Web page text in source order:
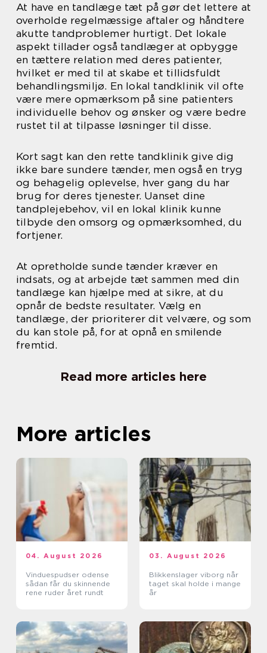
At have en tandlæge tæt på gør det lettere at
overholde regelmæssige aftaler og håndtere
akutte tandproblemer hurtigt. Det lokale
aspekt tillader også tandlæger at opbygge
en tættere relation med deres patienter,
hvilket er med til at skabe et tillidsfuldt
behandlingsmiljø. En lokal tandklinik vil ofte
være mere opmærksom på sine patienters
individuelle behov og ønsker og være bedre
rustet til at tilpasse løsninger til disse.
Kort sagt kan den rette tandklinik give dig
ikke bare sundere tænder, men også en tryg
og behagelig oplevelse, hver gang du har
brug for deres tjenester. Uanset dine
tandplejebehov, vil en lokal klinik kunne
tilbyde den omsorg og opmærksomhed, du
fortjener.
At opretholde sunde tænder kræver en
indsats, og at arbejde tæt sammen med din
tandlæge kan hjælpe med at sikre, at du
opnår de bedste resultater. Vælg en
tandlæge, der prioriterer dit velvære, og som
du kan stole på, for at opnå en smilende
fremtid.
Read more articles here
More articles
04. August 2026
Vinduespudser odense
sådan får du skinnende
rene ruder året rundt
03. August 2026
Blikkenslager viborg når
taget skal holde i mange
år